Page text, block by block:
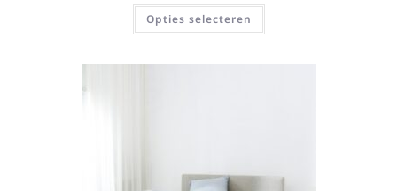
Opties selecteren